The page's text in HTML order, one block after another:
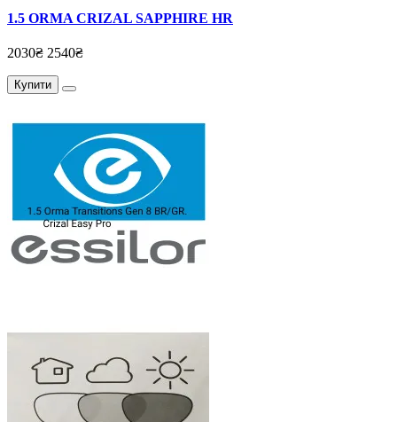
1.5 ORMA CRIZAL SAPPHIRE HR
2030₴ 2540₴
Купити